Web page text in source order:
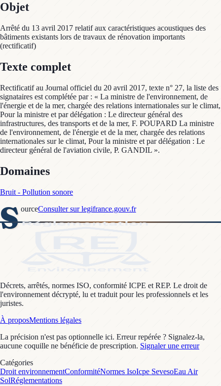
Objet
Arrêté du 13 avril 2017 relatif aux caractéristiques acoustiques des
bâtiments existants lors de travaux de rénovation importants
(rectificatif)
Texte complet
Rectificatif au Journal officiel du 20 avril 2017, texte n° 27, la liste des
signataires est complétée par : « La ministre de l'environnement, de
l'énergie et de la mer, chargée des relations internationales sur le climat,
Pour la ministre et par délégation : Le directeur général des
infrastructures, des transports et de la mer, F. POUPARD La ministre
de l'environnement, de l'énergie et de la mer, chargée des relations
internationales sur le climat, Pour la ministre et par délégation : Le
directeur général de l'aviation civile, P. GANDIL ».
Domaines
Bruit - Pollution sonore
S ourceConsulter sur legifrance.gouv.fr
Décrets, arrêtés, normes ISO, conformité ICPE et REP. Le droit de
l'environnement décrypté, lu et traduit pour les professionnels et les
juristes.
À proposMentions légales
La précision n'est pas optionnelle ici. Erreur repérée ? Signalez-la,
aucune coquille ne bénéficie de prescription. Signaler une erreur
Catégories
Droit environnementConformitéNormes IsoIcpe SevesoEau Air
SolRéglementations